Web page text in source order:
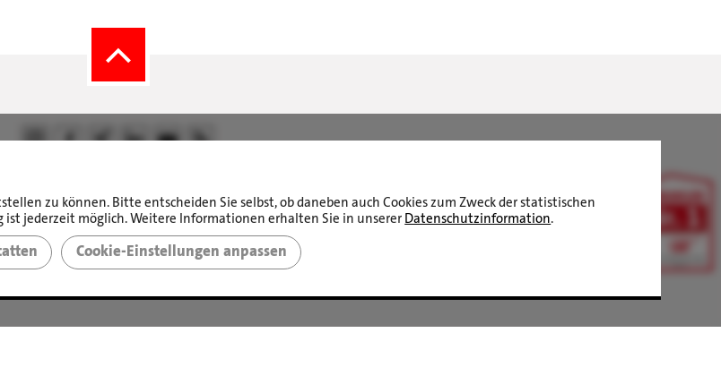
Immobilien GmbH NordWest|Impressum|
Sicherheit & Datenschutz
zu können. Bitte entscheiden Sie selbst, ob daneben auch Cookies zum Zweck der statistischen
jederzeit möglich. Weitere Informationen erhalten Sie in unserer Datenschutzinformation.
Cookie-Einstellungen anpassen